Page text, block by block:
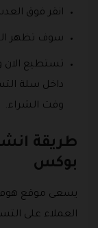
انقر فوق
سوف تظهر
تستطيع الان
وقت الشراء.
طريقة
بوكس
يسعى موقع هوم
العملاء على